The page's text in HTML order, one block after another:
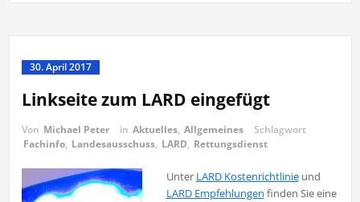
30. April 2017
Linkseite zum LARD eingefügt
Von Michael Peter in Aktuelles, Allgemeines
Schlagwort
Fachinfo, Landesausschuss, LARD, Rettungsdienst
Unter LARD Kostenrichtlinieund
LARD Empfehlungen finden Sie eine